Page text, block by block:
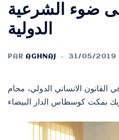
ضوء الشرعية
الدولية
PAR AGHNAJ 31/05/2019
القانون الانساني الدولي، محام